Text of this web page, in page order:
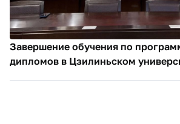
Завершение обучения по
дипломов в Цзилиньском